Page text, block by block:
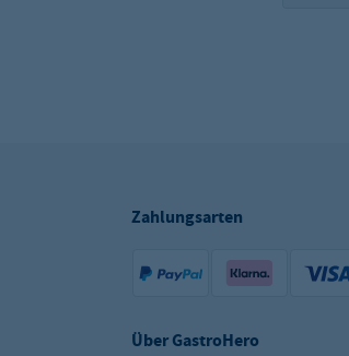
Zahlungsarten
Über GastroHero